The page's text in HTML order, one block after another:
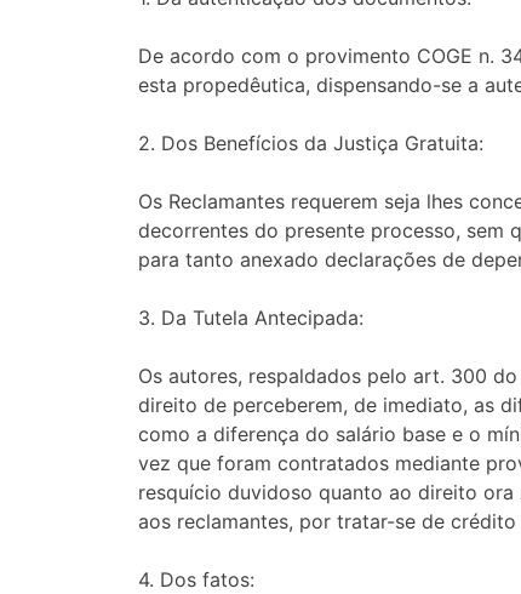
De acordo com o provimento COGE n.
esta propedêutica, dispensando-se a
2. Dos Benefícios da Justiça Gratuita:
Os Reclamantes requerem seja lhes
decorrentes do presente processo, sem
para tanto anexado declarações de
3. Da Tutela Antecipada:
Os autores, respaldados pelo art. 300
direito de perceberem, de imediato, as
como a diferença do salário base e o
vez que foram contratados mediante
resquício duvidoso quanto ao direito
aos reclamantes, por tratar-se de
4. Dos fatos: